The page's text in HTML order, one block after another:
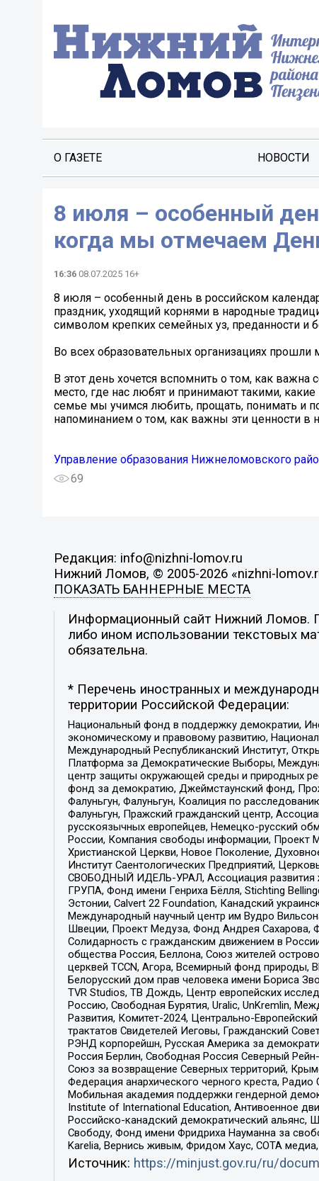
О ГАЗЕТЕ НОВОСТИ
8 июля – особенный
когда мы отмечаем
16:36 08.07.2025 16+
8 июля – особенный день в российском
праздник, уходящий корнями в народные
символом крепких семейных уз, преданности и
Во всех образовательных организациях
В этот день хочется вспомнить о том, как
место, где нас любят и принимают такими,
семье мы учимся любить, прощать, понимать и
напоминанием о том, как важны эти ценности
Управление образования Нижнеломовского
69
Редакция: info@nizhni-lomov.ru
Нижний Ломов, © 2005-2026 «nizhni-
ПОКАЗАТЬ БАННЕРНЫЕ МЕСТА
Информационный сайт Нижний Ломов.
либо ином использовании текстовых
обязательна.
* Перечень иностранных и
территории Российской Федерации:
Национальный фонд в поддержку демократии,
экономическому и правовому развитию,
Международный Республиканский Институт,
Платформа за Демократические Выборы,
центр защиты окружающей среды и природных
фонд за демократию, Джеймстаунский фонд,
Фалуньгун, Фалуньгун, Коалиция по
Фалуньгун, Пражский гражданский центр,
русскоязычных европейцев, Немецко-русский
России, Компания свободы информации, Проект
Христианской Церкви, Новое Поколение,
Институт Саентологических Предприятий,
СВОБОДНЫЙ ИДЕЛЬ-УРАЛ, Ассоциация развития
ГРУПА, Фонд имени Генриха Бёлля, Stichting
Эстонии, Calvert 22 Foundation, Канадский
Международный научный центр им Вудро
Швеции, Проект Медуза, Фонд Андрея Сахарова,
Солидарность с гражданским движением в
общества Россия, Беллона, Союз жителей
церквей TCCN, Агора, Всемирный фонд природы,
Белорусский дом прав человека имени Бориса
TVR Studios, ТВ Дождь, Центр европейских
Россию, Свободная Бурятия, Uralic, UnKremlin,
Развития, Комитет-2024, Центрально-
трактатов Свидетелей Иеговы, Гражданский
РЭНД корпорейшн, Русская Америка за
Россия Берлин, Свободная Россия Северный
Союз за возвращение Северных территорий,
Федерация анархического черного креста,
Мобильная академия поддержки гендерной
Institute of International Education, Антивоенное
Российско-канадский демократический
Свободу, Фонд имени Фридриха Науманна за
Karelia, Вернись живым, Фридом Хаус, СОТА
Источник: https://minjust.gov.ru/ru/